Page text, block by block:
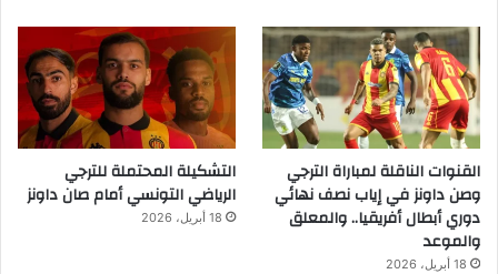
القنوات الناقلة لمباراة الترجي
وصن داونز في إياب نصف نهائي
دوري أبطال أفريقيا.. والمعلق
والموعد
18 أبريل، 2026
التشكيلة المحتملة للترجي
الرياضي التونسي أمام صان داونز
18 أبريل، 2026